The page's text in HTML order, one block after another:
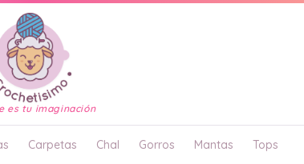
es tu imaginación
Carpetas Chal Gorros Mantas Tops